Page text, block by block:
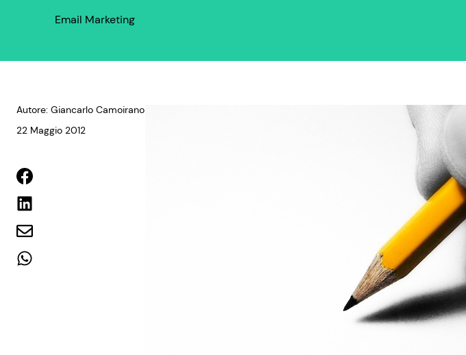
Email Marketing
Autore: Giancarlo Camoirano
22 Maggio 2012